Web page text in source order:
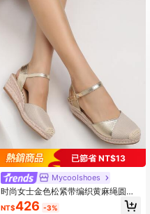
已節省 NT$13
MycooIshoes
时尚女士金色松紧带编织黄麻绳圆头
坡跟鞋
NT$426 -3%